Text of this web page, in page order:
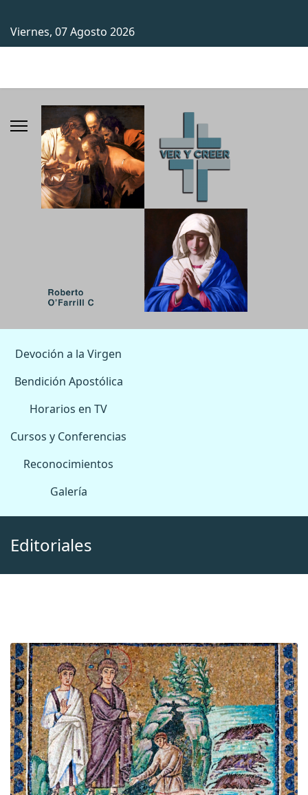
Viernes, 07 Agosto 2026
Devoción a la Virgen
Bendición Apostólica
Horarios en TV
Cursos y Conferencias
Reconocimientos
Galería
Editoriales